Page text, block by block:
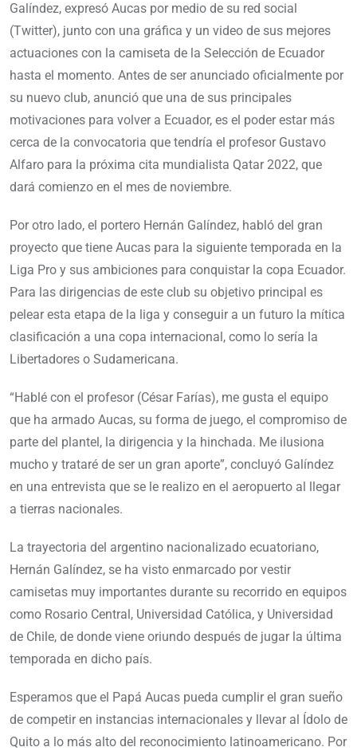
Galíndez, expresó Aucas por medio de su red social
(Twitter), junto con una gráfica y un video de sus mejores
actuaciones con la camiseta de la Selección de Ecuador
hasta el momento. Antes de ser anunciado oficialmente por
su nuevo club, anunció que una de sus principales
motivaciones para volver a Ecuador, es el poder estar más
cerca de la convocatoria que tendría el profesor Gustavo
Alfaro para la próxima cita mundialista Qatar 2022, que
dará comienzo en el mes de noviembre.
Por otro lado, el portero Hernán Galíndez, habló del gran
proyecto que tiene Aucas para la siguiente temporada en la
Liga Pro y sus ambiciones para conquistar la copa Ecuador.
Para las dirigencias de este club su objetivo principal es
pelear esta etapa de la liga y conseguir a un futuro la mítica
clasificación a una copa internacional, como lo sería la
Libertadores o Sudamericana.
“Hablé con el profesor (César Farías), me gusta el equipo
que ha armado Aucas, su forma de juego, el compromiso de
parte del plantel, la dirigencia y la hinchada. Me ilusiona
mucho y trataré de ser un gran aporte”, concluyó Galíndez
en una entrevista que se le realizo en el aeropuerto al llegar
a tierras nacionales.
La trayectoria del argentino nacionalizado ecuatoriano,
Hernán Galíndez, se ha visto enmarcado por vestir
camisetas muy importantes durante su recorrido en equipos
como Rosario Central, Universidad Católica, y Universidad
de Chile, de donde viene oriundo después de jugar la última
temporada en dicho país.
Esperamos que el Papá Aucas pueda cumplir el gran sueño
de competir en instancias internacionales y llevar al Ídolo de
Quito a lo más alto del reconocimiento latinoamericano. Por